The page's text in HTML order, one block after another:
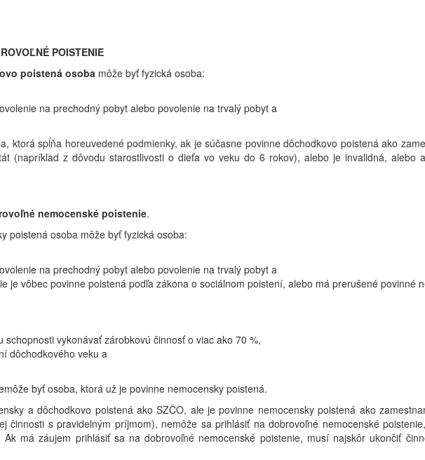
POISTENIE
poistená osoba môže byť fyzická osoba:
na prechodný pobyt alebo povolenie na trvalý pobyt a
ktorá spĺňa horeuvedené podmienky, ak je súčasne povinne dôchodkovo poistená ako
(napríklad z dôvodu starostlivosti o dieťa vo veku do 6 rokov), alebo je invalidná, alebo
nemocenské poistenie.
poistená osoba môže byť fyzická osoba:
na prechodný pobyt alebo povolenie na trvalý pobyt a
je vôbec povinne poistená podľa zákona o sociálnom poistení, alebo má prerušené povinné
vykonávať zárobkovú činnosť o viac ako 70 %,
dôchodkového veku a
byť osoba, ktorá už je povinne nemocensky poistená.
a dôchodkovo poistená ako SZČO, ale je povinne nemocensky poistená ako
činnosti s pravidelným príjmom), nemôže sa prihlásiť na dobrovoľné nemocenské
má záujem prihlásiť sa na dobrovoľné nemocenské poistenie, musí najskôr ukončiť